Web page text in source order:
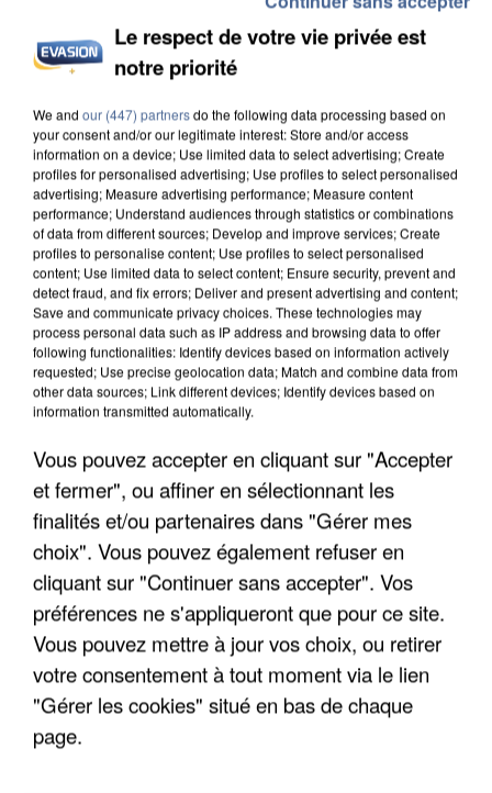
INCENDIES : L’ÎLE-DE-FRANCE LANCE UN ÉLAN
APRÈS TOUTES CES CANICULES, LES REFUGES
DE FAUNE SAUVAGE SONT...
Le respect de votre vie privée est
notre priorité
We and our (447) partnersdo the following data processing based on
your consent and/or our legitimate interest: Store and/or access
information on a device; Use limited data to select advertising; Create
profiles for personalised advertising; Use profiles to select personalised
advertising; Measure advertising performance; Measure content
performance; Understand audiences through statistics or combinations
of data from different sources; Develop and improve services; Create
profiles to personalise content; Use profiles to select personalised
content; Use limited data to select content; Ensure security, prevent and
detect fraud, and fix errors; Deliver and present advertising and content;
Save and communicate privacy choices. These technologies may
process personal data such as IP address and browsing data to offer
following functionalities: Identify devices based on information actively
requested; Use precise geolocation data; Match and combine data from
other data sources; Link different devices; Identify devices based on
information transmitted automatically.
Vous pouvez accepter en cliquant sur "Accepter
et fermer", ou affiner en sélectionnant les
finalités et/ou partenaires dans "Gérer mes
choix". Vous pouvez également refuser en
cliquant sur "Continuer sans accepter". Vos
préférences ne s'appliqueront que pour ce site.
Vous pouvez mettre à jour vos choix, ou retirer
votre consentement à tout moment via le lien
"Gérer les cookies" situé en bas de chaque
page.